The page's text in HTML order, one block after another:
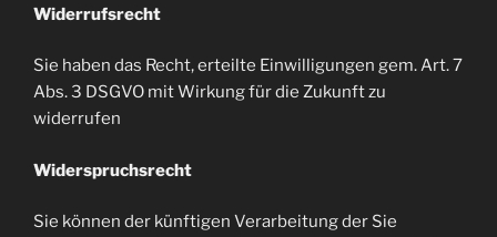
Widerrufsrecht
Sie haben das Recht, erteilte Einwilligungen gem. Art. 7
Abs. 3 DSGVO mit Wirkung für die Zukunft zu
widerrufen
Widerspruchsrecht
Sie können der künftigen Verarbeitung der Sie